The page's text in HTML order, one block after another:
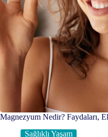
Magnezyum Nedir? Faydaları,
Sağlıklı Yaşam